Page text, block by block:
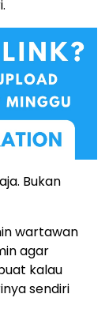
Bukan
wartawan
agar
kalau
sendiri